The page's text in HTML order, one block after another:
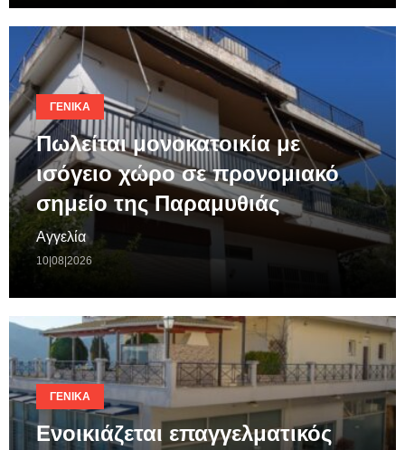
ΓΕΝΙΚΆ
Πωλείται μονοκατοικία με
ισόγειο χώρο σε προνομιακό
σημείο της Παραμυθιάς
Αγγελία
10|08|2026
ΓΕΝΙΚΆ
Ενοικιάζεται επαγγελματικός